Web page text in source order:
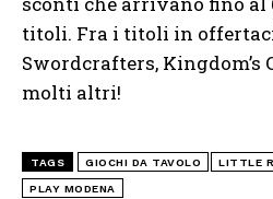
titoli. Fra i titoli in
Swordcrafters, Kingdom’s
molti altri!
TAGS GIOCHI DA TAVOLO LITTLE
PLAY MODENA